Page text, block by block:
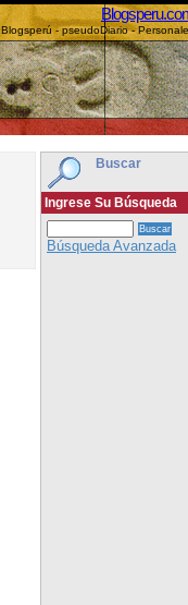
Blogsperú - pseudoDiario -
Buscar
Ingrese Su Búsqueda
Búsqueda Avanzada